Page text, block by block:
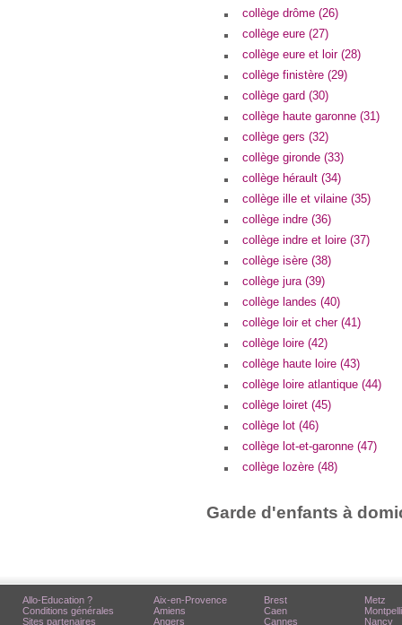
collège drôme (26)
collège eure (27)
collège eure et loir (28)
collège finistère (29)
collège gard (30)
collège haute garonne (31)
collège gers (32)
collège gironde (33)
collège hérault (34)
collège ille et vilaine (35)
collège indre (36)
collège indre et loire (37)
collège isère (38)
collège jura (39)
collège landes (40)
collège loir et cher (41)
collège loire (42)
collège haute loire (43)
collège loire atlantique (44)
collège loiret (45)
collège lot (46)
collège lot-et-garonne (47)
collège lozère (48)
Garde d'enfants à
Allo-Education ?
Conditions générales
Sites partenaires
Aix-en-Provence
Amiens
Angers
Brest
Caen
Cannes
Metz
Nancy